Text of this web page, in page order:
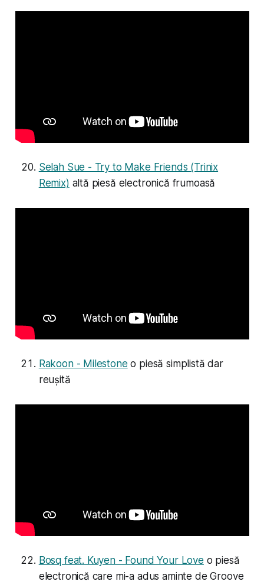
Selah Sue - Try to Make Friends (Trinix
Remix) altă piesă electronică frumoasă
Rakoon - Milestone o piesă simplistă dar
reușită
Bosq feat. Kuyen - Found Your Love o piesă
electronică care mi-a adus aminte de Groove